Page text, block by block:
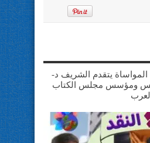
يتقدم الشريف د-
ومؤسس مجلس الكتاب